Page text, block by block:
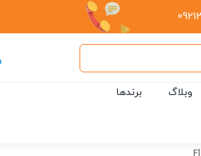
وبلاگ برندها